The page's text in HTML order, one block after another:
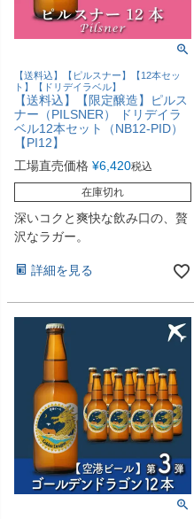
【送料込】【ピルスナー】【12本セッ
ト】【ドリデイラベル】
【送料込】【限定醸造】ピルス
ナー（PILSNER） ドリデイラ
ベル12本セット（NB12-PID）
【PI12】
工場直売価格 ¥6,420税込
在庫切れ
深いコクと爽快な飲み口の、贅
沢なラガー。
詳細を見る